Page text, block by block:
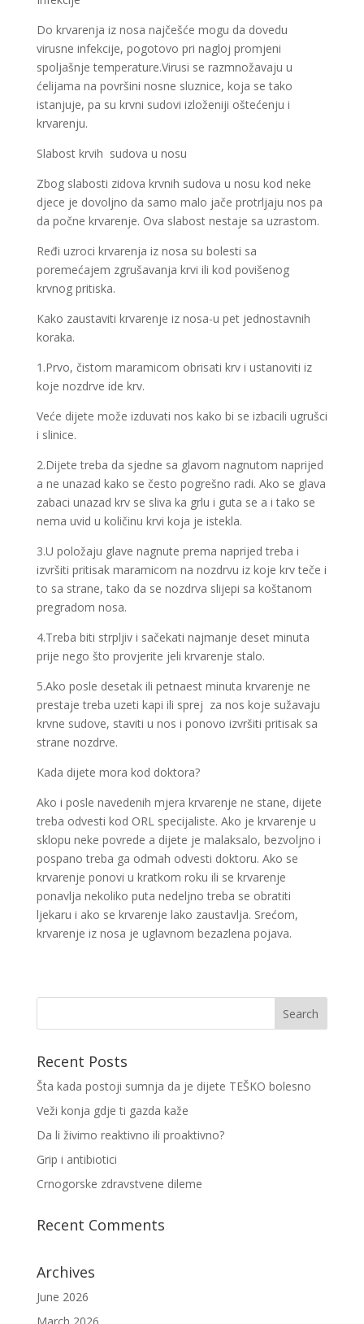
Do krvarenja iz nosa najčešće mogu da dovedu
virusne infekcije, pogotovo pri nagloj promjeni
spoljašnje temperature.Virusi se razmnožavaju u
ćelijama na površini nosne sluznice, koja se tako
istanjuje, pa su krvni sudovi izloženiji oštećenju i
krvarenju.
Slabost krvih sudova u nosu
Zbog slabosti zidova krvnih sudova u nosu kod neke
djece je dovoljno da samo malo jače protrljaju nos pa
da počne krvarenje. Ova slabost nestaje sa uzrastom.
Ređi uzroci krvarenja iz nosa su bolesti sa
poremećajem zgrušavanja krvi ili kod povišenog
krvnog pritiska.
Kako zaustaviti krvarenje iz nosa-u pet jednostavnih
koraka.
1.Prvo, čistom maramicom obrisati krv i ustanoviti iz
koje nozdrve ide krv.
Veće dijete može izduvati nos kako bi se izbacili ugrušci
i slinice.
2.Dijete treba da sjedne sa glavom nagnutom naprijed
a ne unazad kako se često pogrešno radi. Ako se glava
zabaci unazad krv se sliva ka grlu i guta se a i tako se
nema uvid u količinu krvi koja je istekla.
3.U položaju glave nagnute prema naprijed treba i
izvršiti pritisak maramicom na nozdrvu iz koje krv teče i
to sa strane, tako da se nozdrva slijepi sa koštanom
pregradom nosa.
4.Treba biti strpljiv i sačekati najmanje deset minuta
prije nego što provjerite jeli krvarenje stalo.
5.Ako posle desetak ili petnaest minuta krvarenje ne
prestaje treba uzeti kapi ili sprej za nos koje sužavaju
krvne sudove, staviti u nos i ponovo izvršiti pritisak sa
strane nozdrve.
Kada dijete mora kod doktora?
Ako i posle navedenih mjera krvarenje ne stane, dijete
treba odvesti kod ORL specijaliste. Ako je krvarenje u
sklopu neke povrede a dijete je malaksalo, bezvoljno i
pospano treba ga odmah odvesti doktoru. Ako se
krvarenje ponovi u kratkom roku ili se krvarenje
ponavlja nekoliko puta nedeljno treba se obratiti
ljekaru i ako se krvarenje lako zaustavlja. Srećom,
krvarenje iz nosa je uglavnom bezazlena pojava.
Recent Posts
Šta kada postoji sumnja da je dijete TEŠKO bolesno
Veži konja gdje ti gazda kaže
Da li živimo reaktivno ili proaktivno?
Grip i antibiotici
Crnogorske zdravstvene dileme
Recent Comments
Archives
June 2026